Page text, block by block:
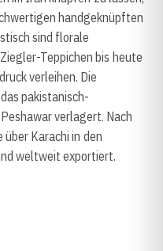
handgeknüpften
sind florale
Teppichen bis heute
verleihen. Die
pakistanisch-
verlagert. Nach
Karachi in den
weltweit exportiert.